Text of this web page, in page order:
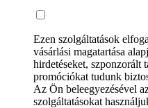
Ezen szolgáltatások
vásárlási magatartása
hirdetéseket, szponzorált
promóciókat tudunk
Az Ön beleegyezésével
szolgáltatásokat